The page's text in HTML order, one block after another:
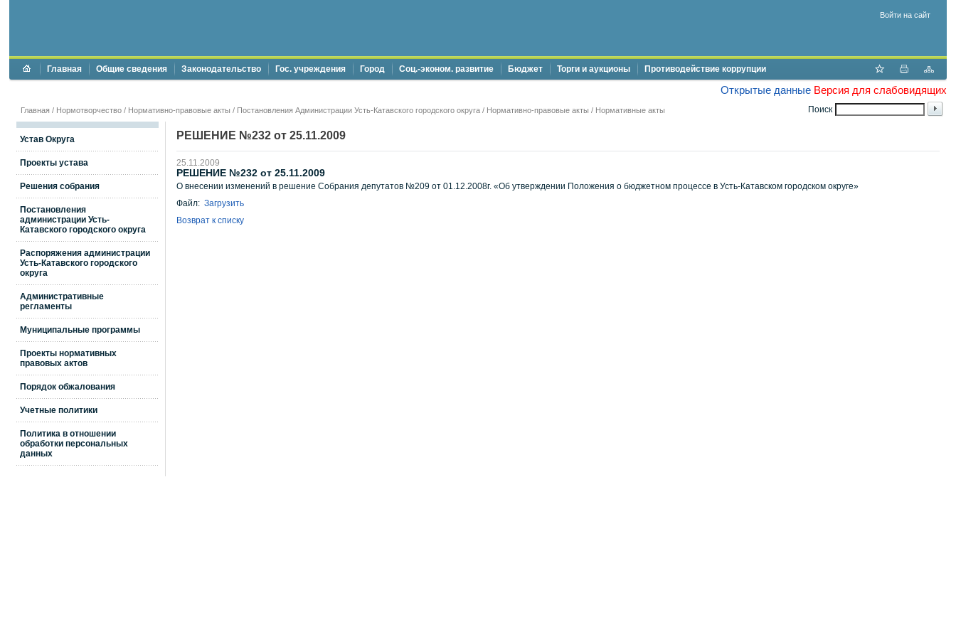
Войти на сайт
Главная Общие сведения Законодательство Гос. учреждения Город Соц.-эконом. развитие Бюджет Торги и аукционы Противодействие коррупции
Открытые данные Версия для слабовидящих
Поиск
Главная / Нормотворчество / Нормативно-правовые акты / Постановления Администрации Усть-Катавского городского округа / Нормативно-правовые акты / Нормативные акты
Устав Округа
Проекты устава
Решения собрания
Постановления
администрации Усть-
Катавского городского округа
Распоряжения администрации
Усть-Катавского городского
округа
Административные
регламенты
Муниципальные программы
Проекты нормативных
правовых актов
Порядок обжалования
Учетные политики
Политика в отношении
обработки персональных
данных
РЕШЕНИЕ №232 от 25.11.2009
25.11.2009
РЕШЕНИЕ №232 от 25.11.2009
О внесении изменений в решение Собрания депутатов №209 от 01.12.2008г. «Об утверждении Положения о бюджетном процессе в Усть-Катавском городском округе»
Файл: Загрузить
Возврат к списку